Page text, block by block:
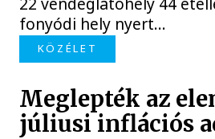
fonyódi hely nyert...
KÖZÉLET
Meglepték az
júliusi inflációs